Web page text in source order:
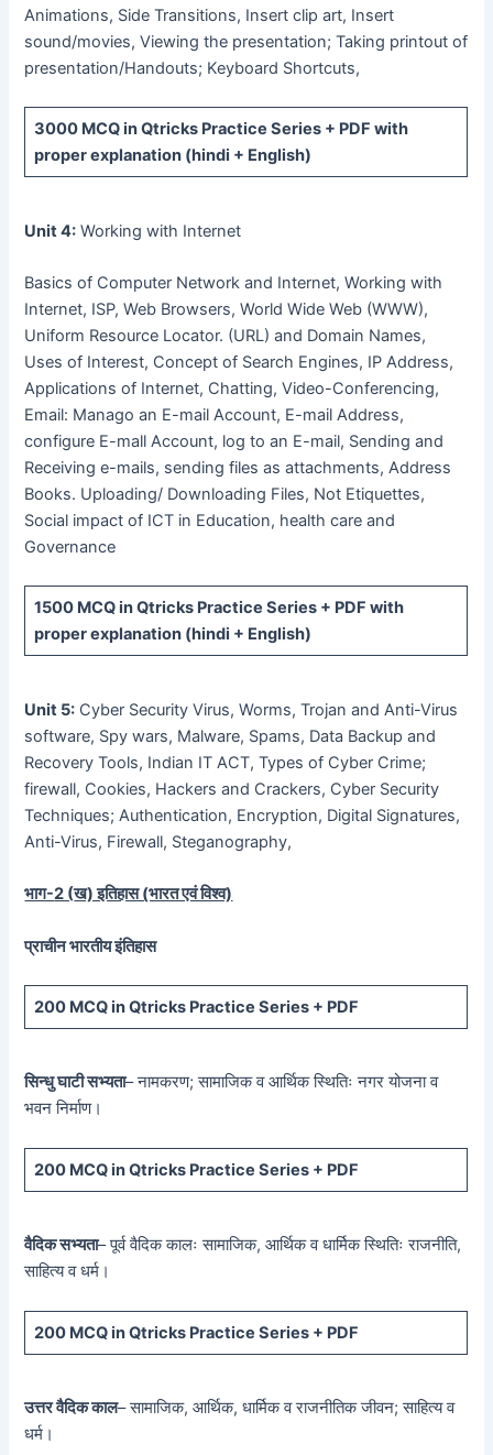
Animations, Side Transitions, Insert clip art, Insert
sound/movies, Viewing the presentation; Taking printout of
presentation/Handouts; Keyboard Shortcuts,
3000 MCQin Qtricks Practice Series + PDF with
proper explanation (hindi + English)
Unit 4: Working with Internet
Basics of Computer Network and Internet, Working with
Internet, ISP, Web Browsers, World Wide Web (WWW),
Uniform Resource Locator. (URL) and Domain Names,
Uses of Interest, Concept of Search Engines, IP Address,
Applications of Internet, Chatting, Video-Conferencing,
Email: Manago an E-mail Account, E-mail Address,
configure E-mall Account, log to an E-mail, Sending and
Receiving e-mails, sending files as attachments, Address
Books. Uploading/ Downloading Files, Not Etiquettes,
Social impact of ICT in Education, health care and
Governance
1500 MCQin Qtricks Practice Series + PDF with
proper explanation (hindi + English)
Unit 5: Cyber Security Virus, Worms, Trojan and Anti-Virus
software, Spy wars, Malware, Spams, Data Backup and
Recovery Tools, Indian IT ACT, Types of Cyber Crime;
firewall, Cookies, Hackers and Crackers, Cyber Security
Techniques; Authentication, Encryption, Digital Signatures,
Anti-Virus, Firewall, Steganography,
भाग-2 (ख) इतिहास (भारत एवं विश्व)
प्राचीन भारतीय इंतिहास
200 MCQin Qtricks Practice Series + PDF
सिन्धु घाटी सभ्यता– नामकरण; सामाजिक व आर्थिक स्थितिः नगर योजना व
भवन निर्माण।
200 MCQin Qtricks Practice Series + PDF
वैदिक सभ्यता– पूर्व वैदिक कालः सामाजिक, आर्थिक व धार्मिक स्थितिः राजनीति,
साहित्य व धर्म।
200 MCQin Qtricks Practice Series + PDF
उत्तर वैदिक काल– सामाजिक, आर्थिक, धार्मिक व राजनीतिक जीवन; साहित्य व
धर्म।